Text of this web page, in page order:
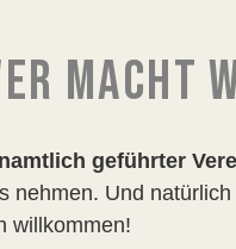
MACHT
geführter
nehmen. Und
willkommen!